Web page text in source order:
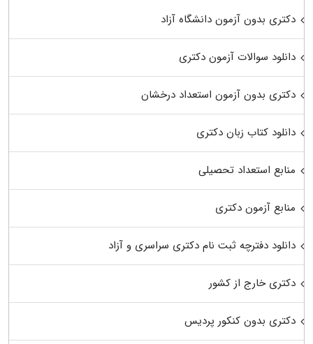
دکتری بدون آزمون دانشگاه آزاد
دانلود سوالات آزمون دکتری
دکتری بدون آزمون استعداد درخشان
دانلود کتاب زبان دکتری
منابع استعداد تحصیلی
منابع آزمون دکتری
دانلود دفترچه ثبت نام دکتری سراسری و آزاد
دکتری خارج از کشور
دکتری بدون کنکور پردیس